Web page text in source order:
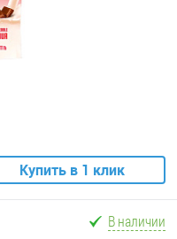
Купить в 1 клик
В наличии